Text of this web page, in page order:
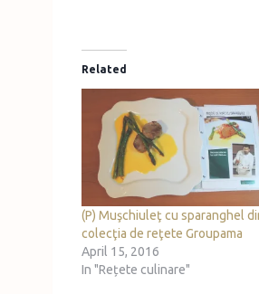
Related
(P) Muşchiuleţ cu sparanghel
colecţia de reţete Groupama
April 15, 2016
In "Rețete culinare"